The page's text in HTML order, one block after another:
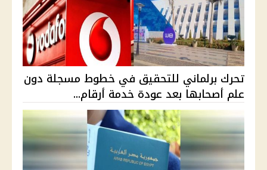
تحرك برلماني للتحقيق في خطوط مسجلة دون
علم أصحابها بعد عودة خدمة أرقام...